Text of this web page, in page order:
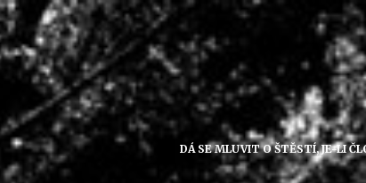
Přejít
k
obsahu
DÁ SE MLUVIT O ŠTĚSTÍ, JE-LI